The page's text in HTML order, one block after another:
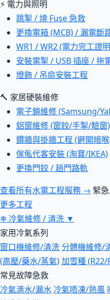
⚡ 電力與照明
跳掣 / 燒 Fuse 急救
更換電箱 (MCB) / 漏電斷
WR1 / WR2 (電力完工證
安裝電掣 / USB 插座 / 拖
燈飾 / 吊扇安裝工程
🔨 家居硬裝維修
電子鎖維修 (Samsung/
鋁窗維修 (窗鉸/手掣/驗窗)
鑽牆與掛牆工程 (避開暗
傢俬代客安裝 (淘寶/IKEA)
更換門鉸 / 趟門路軌
查看所有水電工程服務 → 緊
更多工程
❄ 冷氣維修 / 清洗 ▼
家用冷氣系列
窗口機維修/清洗 分體機維修/
(高壓/藥水/蒸氣)加雪種 (R22/
常見故障急救
冷氣滴水/漏水 冷氣唔凍/熱風